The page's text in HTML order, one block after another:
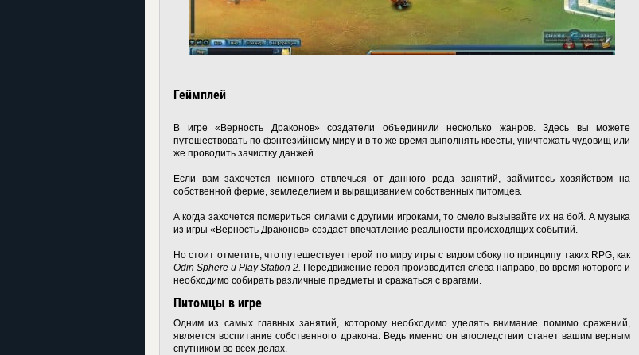
Геймплей
В игре «Верность Драконов» создатели объединили несколько жанров. Здесь вы можете
путешествовать по фэнтезийному миру и в то же время выполнять квесты, уничтожать чудовищ или
же проводить зачистку данжей.
Если вам захочется немного отвлечься от данного рода занятий, займитесь хозяйством на
собственной ферме, земледелием и выращиванием собственных питомцев.
А когда захочется помериться силами с другими игроками, то смело вызывайте их на бой. А музыка
из игры «Верность Драконов» создаст впечатление реальности происходящих событий.
Но стоит отметить, что путешествует герой по миру игры с видом сбоку по принципу таких RPG, как
Odin Sphere и Play Station 2. Передвижение героя производится слева направо, во время которого и
необходимо собирать различные предметы и сражаться с врагами.
Питомцы в игре
Одним из самых главных занятий, которому необходимо уделять внимание помимо сражений,
является воспитание собственного дракона. Ведь именно он впоследствии станет вашим верным
спутником во всех делах.